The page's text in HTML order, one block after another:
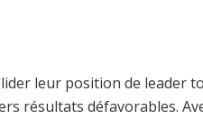
leur position de leader
résultats défavorables.